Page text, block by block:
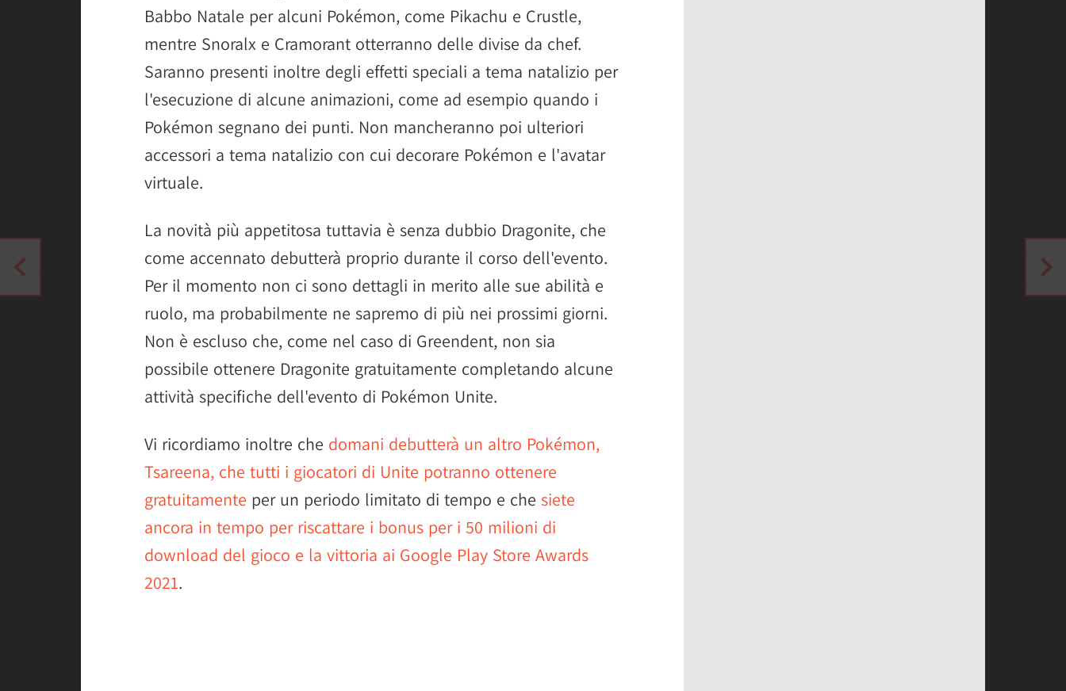
Babbo Natale per alcuni Pokémon, come Pikachu e Crustle,
mentre Snoralx e Cramorant otterranno delle divise da chef.
Saranno presenti inoltre degli effetti speciali a tema natalizio per
l'esecuzione di alcune animazioni, come ad esempio quando i
Pokémon segnano dei punti. Non mancheranno poi ulteriori
accessori a tema natalizio con cui decorare Pokémon e l'avatar
virtuale.
La novità più appetitosa tuttavia è senza dubbio Dragonite, che
come accennato debutterà proprio durante il corso dell'evento.
Per il momento non ci sono dettagli in merito alle sue abilità e
ruolo, ma probabilmente ne sapremo di più nei prossimi giorni.
Non è escluso che, come nel caso di Greendent, non sia
possibile ottenere Dragonite gratuitamente completando alcune
attività specifiche dell'evento di Pokémon Unite.
Vi ricordiamo inoltre che domani debutterà un altro Pokémon,
Tsareena, che tutti i giocatori di Unite potranno ottenere
gratuitamente per un periodo limitato di tempo e che siete
ancora in tempo per riscattare i bonus per i 50 milioni di
download del gioco e la vittoria ai Google Play Store Awards
2021.